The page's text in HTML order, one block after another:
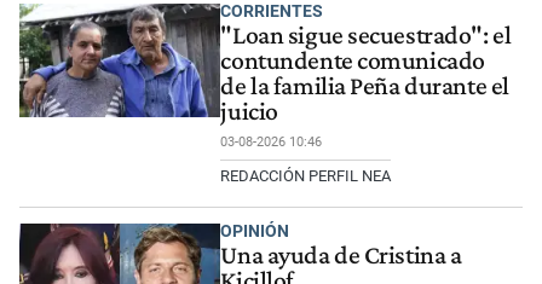
CORRIENTES
"Loan sigue secuestrado": el
contundente comunicado
de la familia Peña durante el
juicio
03-08-2026 10:46
REDACCIÓN PERFIL NEA
OPINIÓN
Una ayuda de Cristina a